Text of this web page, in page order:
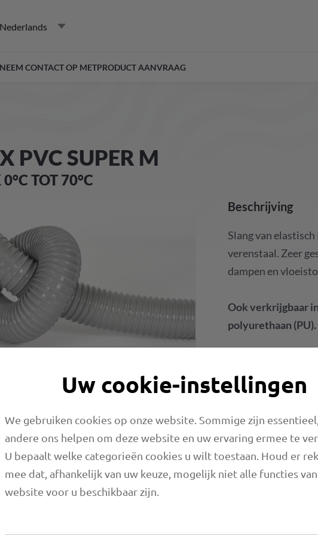
Nederlands
NEEM CONTACT OP METPRODUCT AANVRAAG
PVC SUPER M
TOT 70°C
Beschrijving
Slang van
verenstaal. Zeer
dampen en
Ook verkrijgbaar
polyurethaan (PU).
Uw cookie-instellingen
We gebruiken cookies op onze website. Sommige zijn
andere ons helpen om deze website en uw ervaring ermee te
U bepaalt welke categorieën cookies u wilt toestaan. Houd er
mee dat, afhankelijk van uw keuze, mogelijk niet alle functies
website voor u beschikbaar zijn.